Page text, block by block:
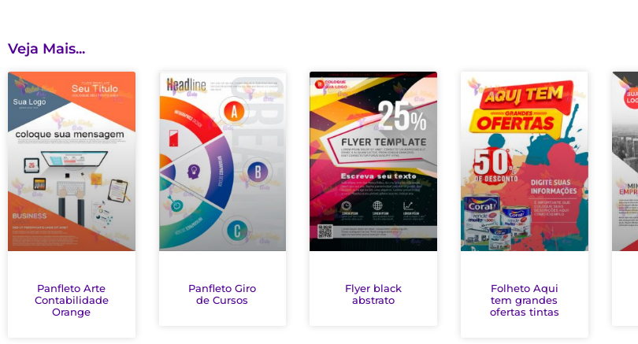
Veja Mais...
Panfleto Arte
Contabilidade
Orange
Panfleto Giro
de Cursos
Flyer black
abstrato
Folheto Aqui
tem grandes
ofertas tintas